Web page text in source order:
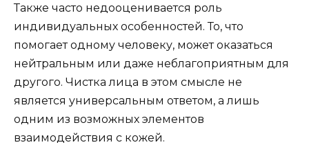
Также часто недооценивается роль
индивидуальных особенностей. То, что
помогает одному человеку, может оказаться
нейтральным или даже неблагоприятным для
другого. Чистка лица в этом смысле не
является универсальным ответом, а лишь
одним из возможных элементов
взаимодействия с кожей.